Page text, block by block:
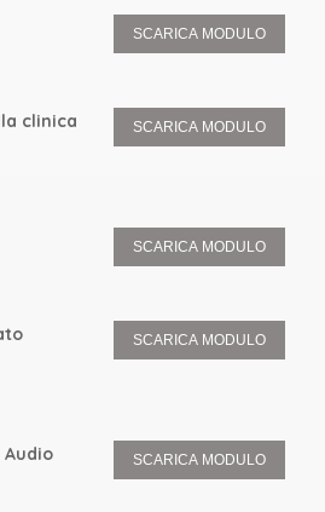
SCARICA MODULO
clinica
SCARICA MODULO
SCARICA MODULO
SCARICA MODULO
SCARICA MODULO